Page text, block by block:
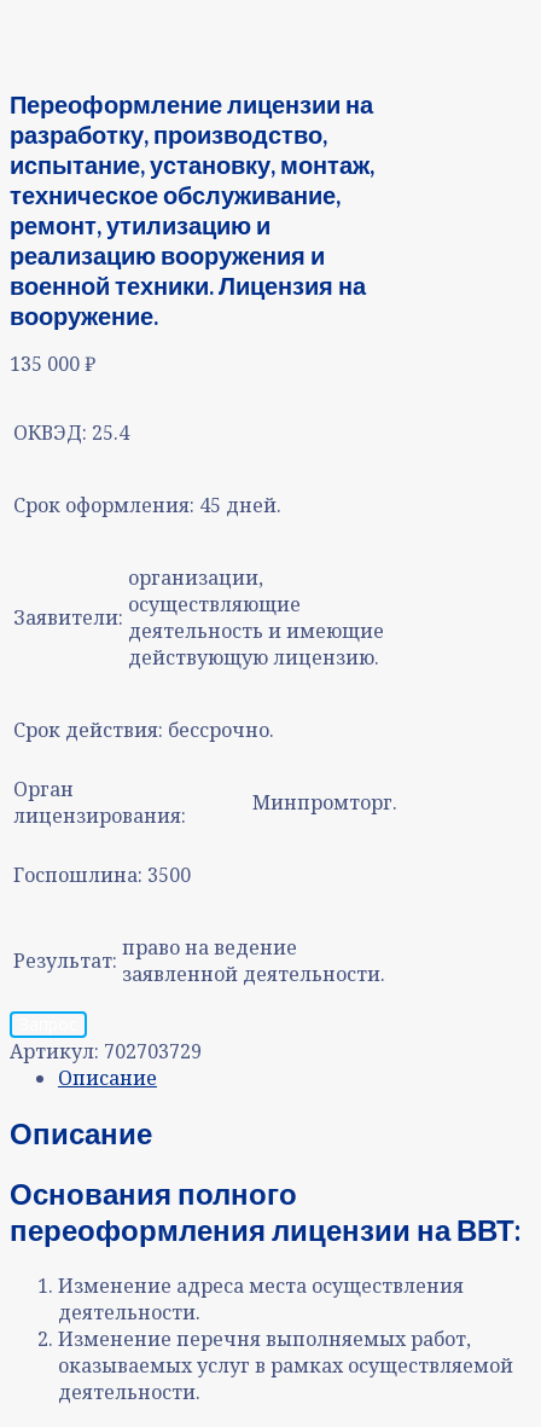
Переоформление лицензии на
разработку, производство,
испытание, установку, монтаж,
техническое обслуживание,
ремонт, утилизацию и
реализацию вооружения и
военной техники. Лицензия на
вооружение.
135 000₽
ОКВЭД: 25.4
Срок оформления: 45 дней.
Заявители:
организации,
осуществляющие
деятельность и имеющие
действующую лицензию.
Срок действия: бессрочно.
Орган
лицензирования:
Минпромторг.
Госпошлина: 3500
Результат: право на ведение
заявленной деятельности.
Артикул: 702703729
Описание
Описание
Основания полного
переоформления лицензии на ВВТ:
Изменение адреса места осуществления
деятельности.
Изменение перечня выполняемых работ,
оказываемых услуг в рамках осуществляемой
деятельности.